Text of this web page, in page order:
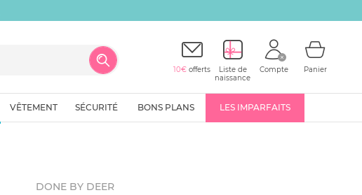
10€ offerts
Liste de
naissance
Compte Panier
VÊTEMENT SÉCURITÉ BONS PLANS LES IMPARFAITS
DONE BY DEER